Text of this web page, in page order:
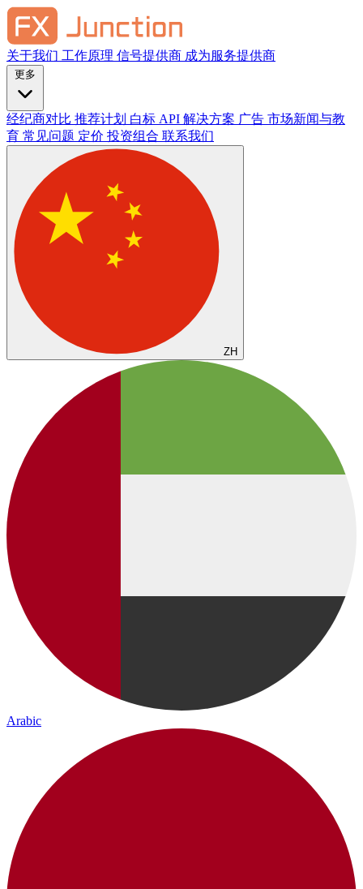
关于我们 工作原理 信号提供商 成为服务提供商
经纪商对比 推荐计划 白标 API 解决方案 广告 市场新闻与教
育 常见问题 定价 投资组合 联系我们
ZH
Arabic